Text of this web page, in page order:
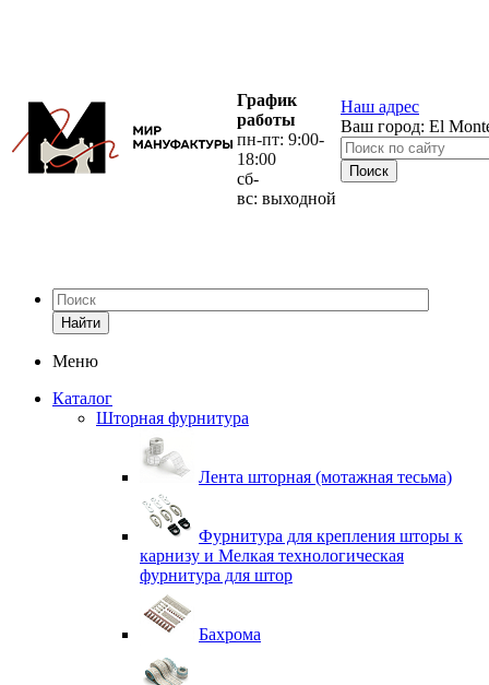
График
работы
пн-пт: 9:00-
18:00
сб-
вс: выходной
Наш адрес
Ваш город: El
Найти
Меню
Каталог
Шторная фурнитура
Лента шторная (мотажная тесьма)
Фурнитура для крепления шторы к
карнизу и Мелкая технологическая
фурнитура для штор
Бахрома